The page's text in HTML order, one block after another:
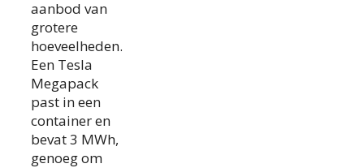
aanbod van
grotere
hoeveelheden.
Een Tesla
Megapack
past in een
container en
bevat 3 MWh,
genoeg om